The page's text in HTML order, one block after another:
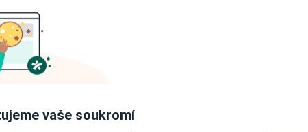
nejsou k dispozici
informace o svých službách.
vaše soukromí